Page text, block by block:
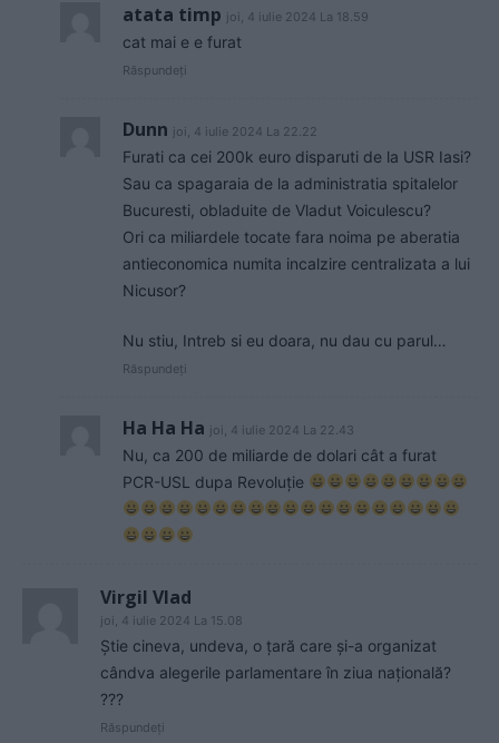
atata timp joi, 4 iulie 2024 La 18.59
cat mai e e furat
Răspundeți
Dunn joi, 4 iulie 2024 La 22.22
Furati ca cei 200k euro disparuti de la USR Iasi?
Sau ca spagaraia de la administratia spitalelor
Bucuresti, obladuite de Vladut Voiculescu?
Ori ca miliardele tocate fara noima pe aberatia
antieconomica numita incalzire centralizata a lui
Nicusor?
Nu stiu, Intreb si eu doara, nu dau cu parul…
Răspundeți
Ha Ha Ha joi, 4 iulie 2024 La 22.43
Nu, ca 200 de miliarde de dolari cât a furat
PCR-USL dupa Revoluție
Virgil Vlad
joi, 4 iulie 2024 La 15.08
Știe cineva, undeva, o țară care și-a organizat
cândva alegerile parlamentare în ziua națională?
???
Răspundeți